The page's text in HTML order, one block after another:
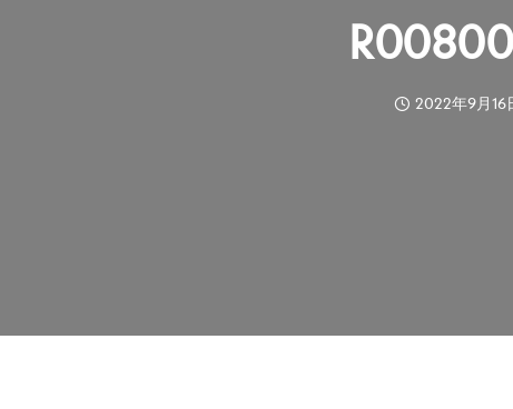
2022年9月16